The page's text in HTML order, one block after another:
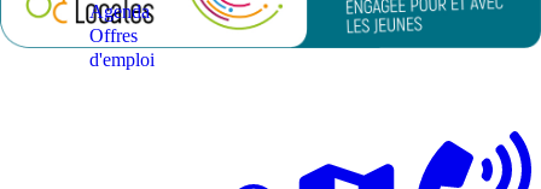
Agenda
Offres
d'emploi